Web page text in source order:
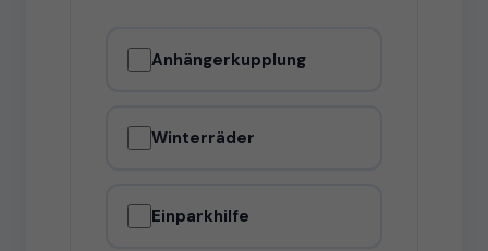
Anhängerkupplung
Winterräder
Einparkhilfe